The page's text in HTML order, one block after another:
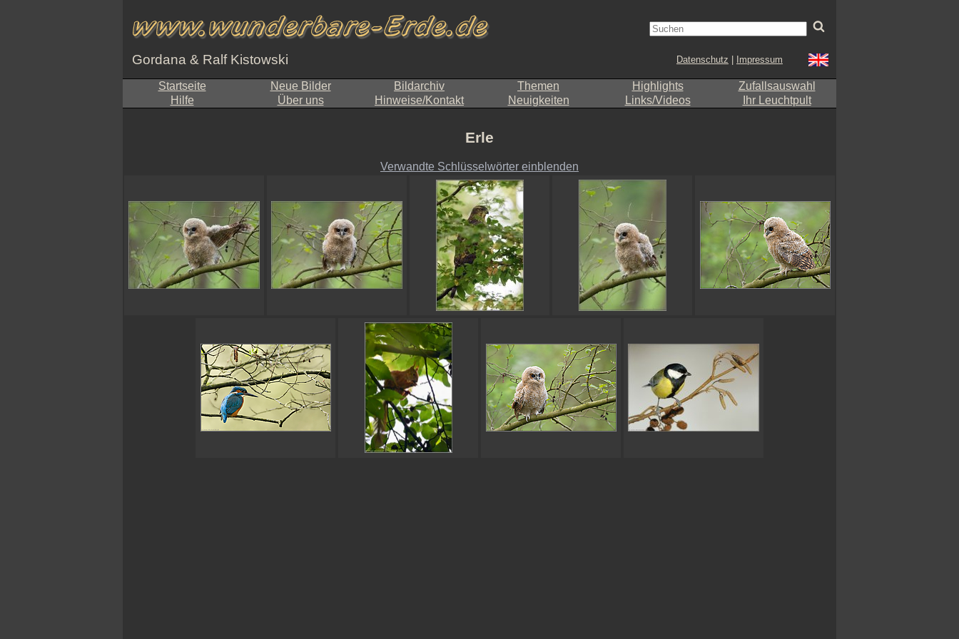
Gordana & Ralf Kistowski Datenschutz Impressum
Startseite Neue Bilder Bildarchiv Themen Highlights
Zufallsauswahl
Hilfe
Über uns Hinweise/Kontakt Neuigkeiten Links/Videos Ihr Leuchtpult
Erle
Verwandte Schlüsselwörter einblenden